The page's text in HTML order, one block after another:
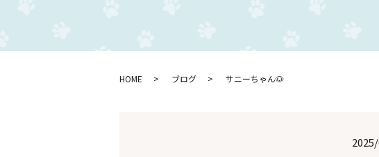
HOME ブログ サニーちゃん🐶